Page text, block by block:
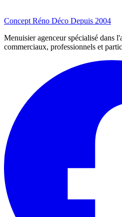
Concept Réno Déco Depuis 2004
Menuisier agenceur spécialisé dans
commerciaux, professionnels et